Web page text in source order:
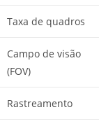
Taxa de quadros
Campo de visão
(FOV)
Rastreamento